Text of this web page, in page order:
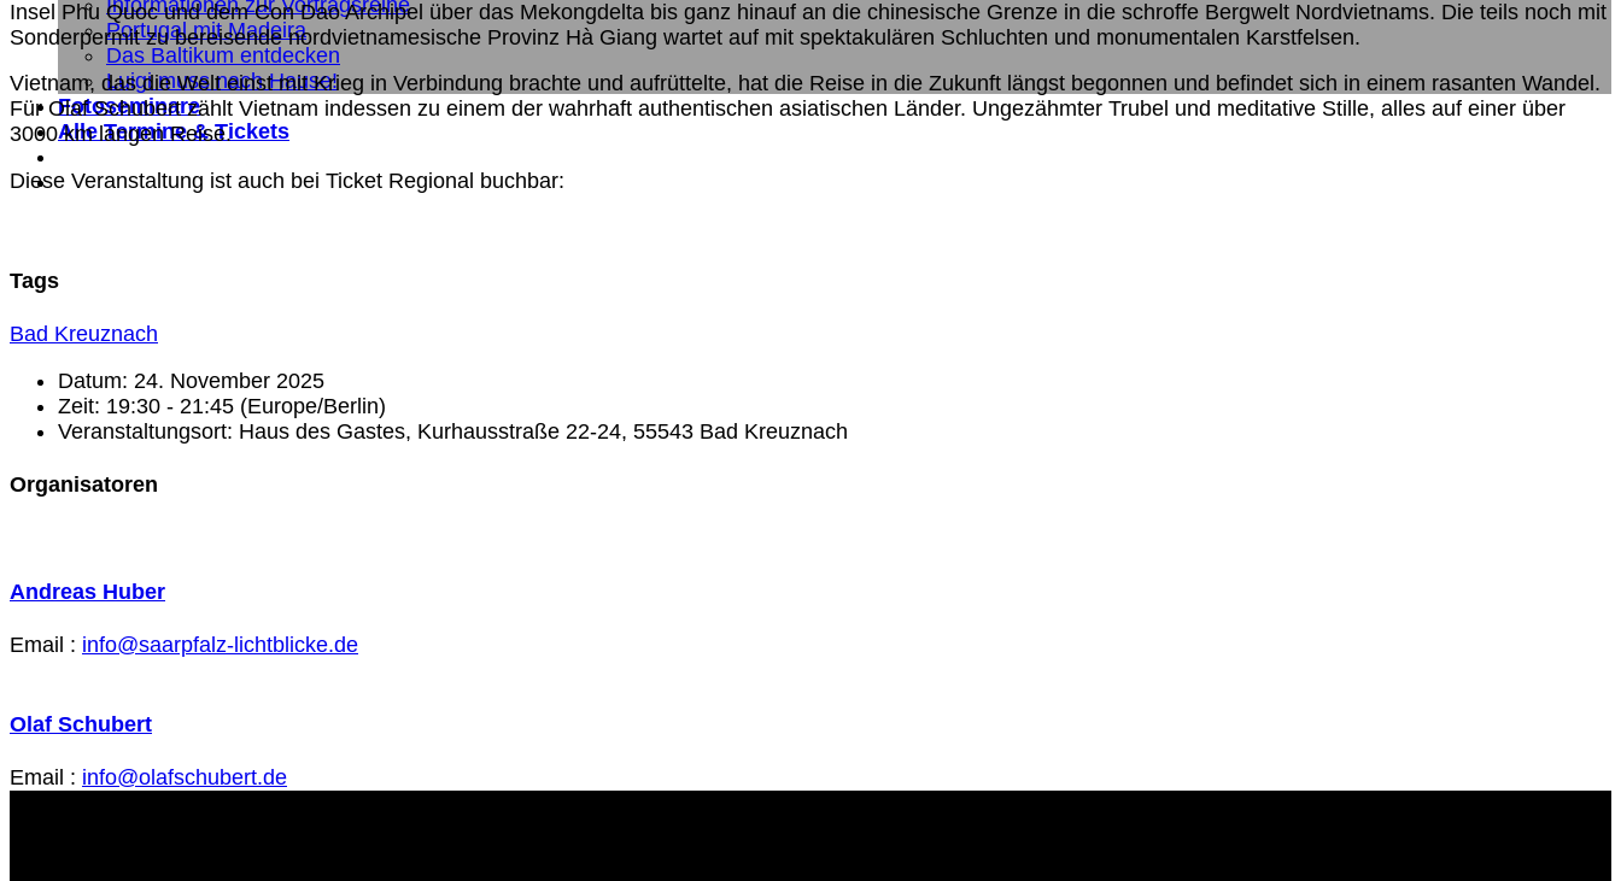
Informationen zur Vortragsreihe
Portugal mit Madeira
Das Baltikum entdecken
Luigi muss nach Hause!
Fotoseminare
Alle Termine & Tickets
Insel Phu Quoc und dem Con Dao Archipel über das Mekongdelta bis ganz hinauf an die chinesische Grenze in die schroffe Bergwelt Nordvietnams. Die teils noch mit
Sonderpermit zu bereisende nordvietnamesische Provinz Hà Giang wartet auf mit spektakulären Schluchten und monumentalen Karstfelsen.
Vietnam, das die Welt einst mit Krieg in Verbindung brachte und aufrüttelte, hat die Reise in die Zukunft längst begonnen und befindet sich in einem rasanten Wandel.
Für Olaf Schubert zählt Vietnam indessen zu einem der wahrhaft authentischen asiatischen Länder. Ungezähmter Trubel und meditative Stille, alles auf einer über
3000 km langen Reise.
Diese Veranstaltung ist auch bei Ticket Regional buchbar:
Tags
Bad Kreuznach
Datum: 24. November 2025
Zeit: 19:30 - 21:45 (Europe/Berlin)
Veranstaltungsort: Haus des Gastes, Kurhausstraße 22-24, 55543 Bad Kreuznach
Organisatoren
Andreas Huber
Email : info@saarpfalz-lichtblicke.de
Olaf Schubert
Email : info@olafschubert.de